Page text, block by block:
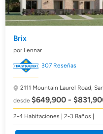
Brix
por Lennar
307 Reseñas
2111 Mountain Laurel Road,
desde$649,900 -
2-4 Habitaciones | 2-3 Baños |